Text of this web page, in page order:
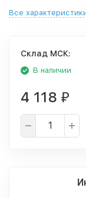
Все
Cклад МСК:
В наличии
4 118 ₽